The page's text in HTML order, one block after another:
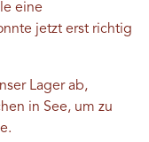
eine
jetzt erst richtig
Lager ab,
in See, um zu